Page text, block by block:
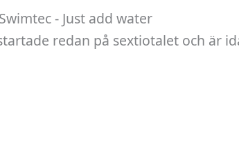
redan på sextiotalet och är